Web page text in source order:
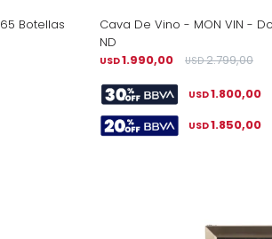
Botellas
Cava De Vino - MON VIN -
ND
USD1.990,00 USD 2.799,00
USD1.800,00
USD1.850,00